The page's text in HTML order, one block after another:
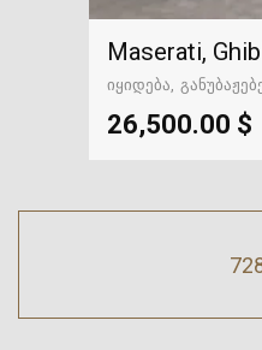
Maserati,
იყიდება
26,500.00 $